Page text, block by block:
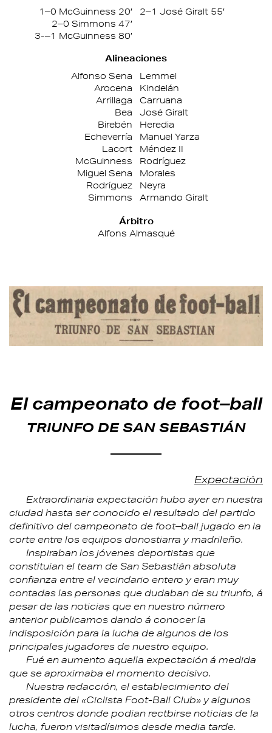
1–0 McGuinness 20′
2–0 Simmons 47′
3-–1 McGuinness 80′
2–1 José Giralt 55′
Alineaciones
Alfonso Sena
Arocena
Arrillaga
Bea
Birebén
Echeverría
Lacort
McGuinness
Miguel Sena
Rodríguez
Simmons
Lemmel
Kindelán
Carruana
José Giralt
Heredia
Manuel Yarza
Méndez II
Rodríguez
Morales
Neyra
Armando Giralt
Árbitro
Alfons Almasqué
El campeonato de foot–ball
TRIUNFO DE SAN SEBASTIÁN
Expectación
Extraordinaria expectación hubo ayer en nuestra
ciudad hasta ser conocido el resultado del partido
definitivo del campeonato de foot–ball jugado en la
corte entre los equipos donostiarra y madrileño.
Inspiraban los jóvenes deportistas que
constituian el team de San Sebastián absoluta
confianza entre el vecindario entero y eran muy
contadas las personas que dudaban de su triunfo, á
pesar de las noticias que en nuestro número
anterior publicamos dando á conocer la
indisposición para la lucha de algunos de los
principales jugadores de nuestro equipo.
Fué en aumento aquella expectación á medida
que se aproximaba el momento decisivo.
Nuestra redacción, el establecimiento del
presidente del «Ciclista Foot-Ball Club» y algunos
otros centros donde podian rectbirse noticias de la
lucha, fueron visitadísimos desde media tarde.